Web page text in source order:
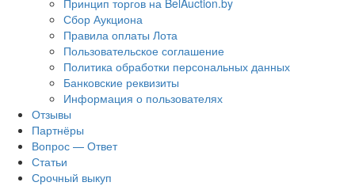
Принцип торгов на BelAuction.by
Сбор Аукциона
Правила оплаты Лота
Пользовательское соглашение
Политика обработки персональных данных
Банковские реквизиты
Информация о пользователях
Отзывы
Партнёры
Вопрос — Ответ
Статьи
Срочный выкуп